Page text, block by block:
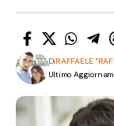
Ultimo
DiRAFFAELE